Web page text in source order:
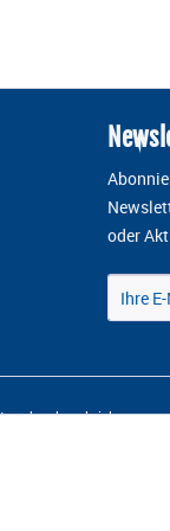
oder
anders beschrieben